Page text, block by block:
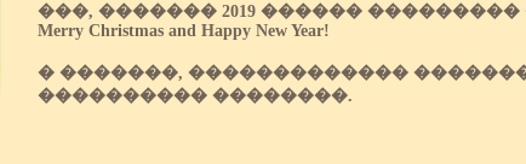
���, ������� 2019 ������
Merry Christmas and Happy New Year!
� �������, �������������
���������� ��������.